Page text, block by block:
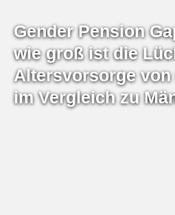
Gender Pension
wie groß ist die
Alters­vorsorge von
im Vergleich zu